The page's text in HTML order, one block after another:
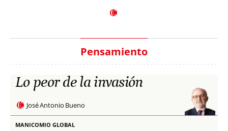
Pensamiento
Lo peor de la invasión
José Antonio Bueno
MANICOMIO GLOBAL